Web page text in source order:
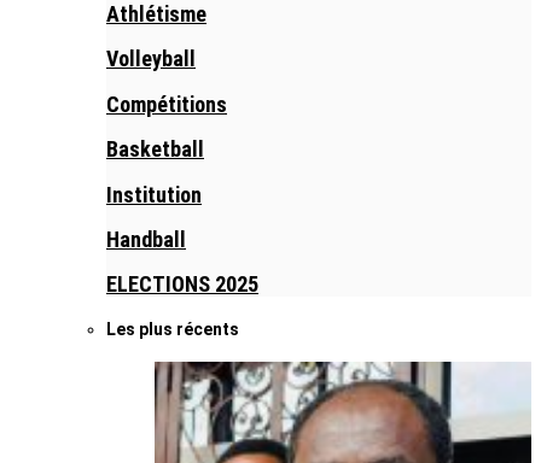
Athlétisme
Volleyball
Compétitions
Basketball
Institution
Handball
ELECTIONS 2025
Les plus récents